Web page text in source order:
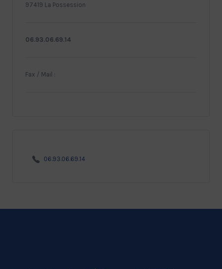
97419 La Possession
06.93.06.69.14
Fax / Mail :
06.93.06.69.14